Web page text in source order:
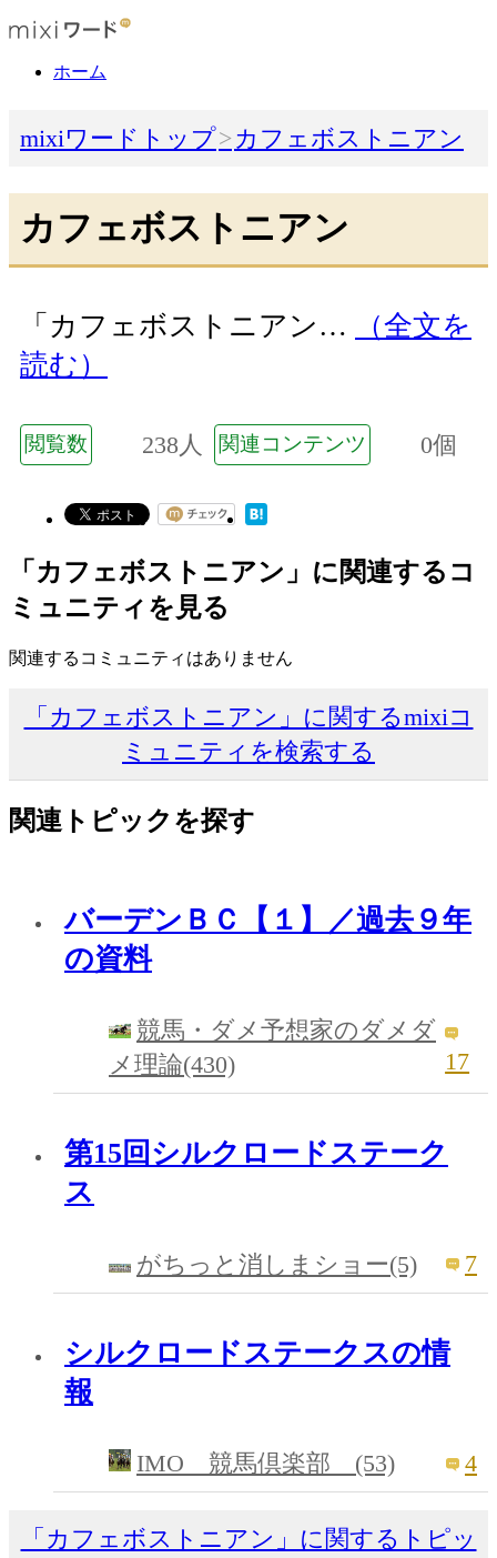
ホーム
mixiワードトップ カフェボストニアン
カフェボストニアン
「カフェボストニアン…
（全文を
読む）
閲覧数 238人 関連コンテンツ 0個
「カフェボストニアン」に関連するコ
ミュニティを見る
関連するコミュニティはありません
「カフェボストニアン」に関するmixiコ
ミュニティを検索する
関連トピックを探す
バーデンＢＣ【１】／過去９年
の資料
競馬・ダメ予想家のダメダ
メ理論(430)
17
第15回シルクロードステーク
ス
がちっと消しまショー(5) 7
シルクロードステークスの情
報
IMO 競馬倶楽部 (53) 4
「カフェボストニアン」に関するトピッ